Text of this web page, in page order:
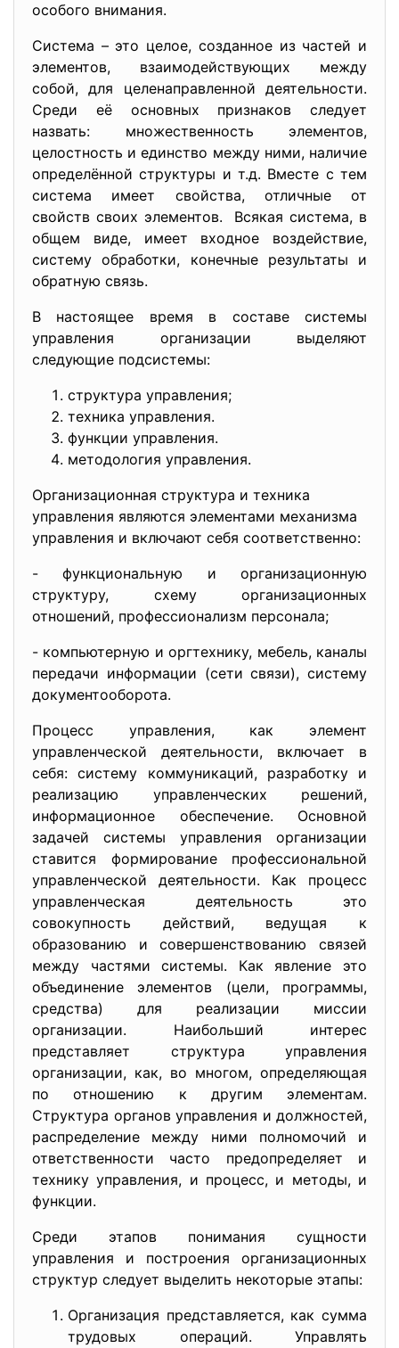
особого внимания.
Система – это целое, созданное из частей и
элементов, взаимодействующих между
собой, для целенаправленной деятельности.
Среди её основных признаков следует
назвать: множественность элементов,
целостность и единство между ними, наличие
определённой структуры и т.д. Вместе с тем
система имеет свойства, отличные от
свойств своих элементов. Всякая система, в
общем виде, имеет входное воздействие,
систему обработки, конечные результаты и
обратную связь.
В настоящее время в составе системы
управления организации выделяют
следующие подсистемы:
структура управления;
техника управления.
функции управления.
методология управления.
Организационная структура и техника
управления являются элементами механизма
управления и включают себя соответственно:
- функциональную и организационную
структуру, схему организационных
отношений, профессионализм персонала;
- компьютерную и оргтехнику, мебель, каналы
передачи информации (сети связи), систему
документооборота.
Процесс управления, как элемент
управленческой деятельности, включает в
себя: систему коммуникаций, разработку и
реализацию управленческих решений,
информационное обеспечение. Основной
задачей системы управления организации
ставится формирование профессиональной
управленческой деятельности. Как процесс
управленческая деятельность это
совокупность действий, ведущая к
образованию и совершенствованию связей
между частями системы. Как явление это
объединение элементов (цели, программы,
средства) для реализации миссии
организации. Наибольший интерес
представляет структура управления
организации, как, во многом, определяющая
по отношению к другим элементам.
Структура органов управления и должностей,
распределение между ними полномочий и
ответственности часто предопределяет и
технику управления, и процесс, и методы, и
функции.
Среди этапов понимания сущности
управления и построения организационных
структур следует выделить некоторые этапы:
Организация представляется, как сумма
трудовых операций. Управлять